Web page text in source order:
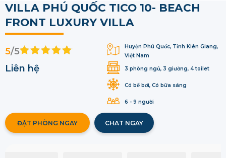
VILLA PHÚ QUỐC TICO 10- BEACH
FRONT LUXURY VILLA
Huyện Phú Quốc, Tỉnh Kiên Giang,
Việt Nam
3 phòng ngủ, 3 giường, 4 toilet
Có bể bơi, Có bữa sáng
6 - 9 người
5/5
Liên hệ
ĐẶT PHÒNG NGAY CHAT NGAY